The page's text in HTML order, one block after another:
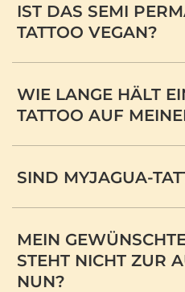
IST DAS SEMI
TATTOO VEGAN?
WIE LANGE HÄLT
TATTOO AUF
SIND MYJAGUA-
MEIN
STEHT NICHT ZUR
NUN?